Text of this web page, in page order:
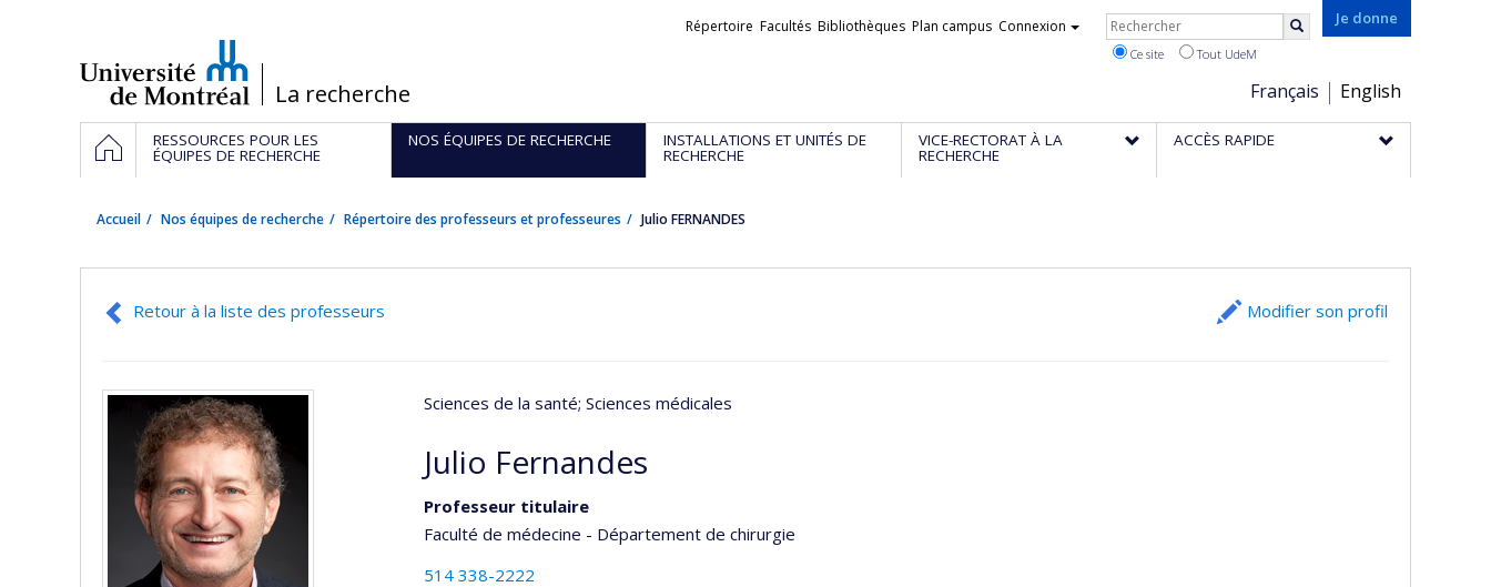
/La recherche
Je donne
Choix
de
la
Français English
Liens
Répertoire Facultés Bibliothèques Plan campus Connexion Rechercher
Ce site Tout UdeM
Navigation
principale
ACCUEILRESSOURCES POUR LES
ÉQUIPES DE RECHERCHE
NOS ÉQUIPES DE RECHERCHE INSTALLATIONS ET UNITÉS DE
RECHERCHE
VICE-RECTORAT À LA
RECHERCHE
ACCÈS RAPIDE
Accueil Nos équipes de recherche Répertoire des professeurs et professeures Julio FERNANDES
Retour à la liste des professeurs Modifier son profil
Sciences de la santé; Sciences médicales
Julio Fernandes
Professeur titulaire
Faculté de médecine - Département de chirurgie
514 338-2222